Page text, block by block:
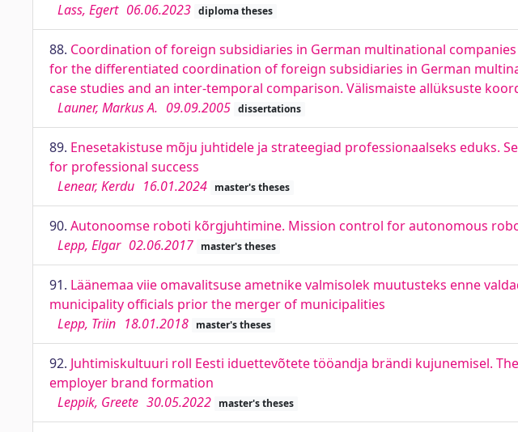
Lass, Egert 06.06.2023 diploma theses
88. Coordination of foreign subsidiaries in German multinational
for the differentiated coordination of foreign subsidiaries in German
case studies and an inter-temporal comparison. Välismaiste allüksuste
Launer, Markus A. 09.09.2005 dissertations
89. Enesetakistuse mõju juhtidele ja strateegiad professionaalseks eduks.
for professional success
Lenear, Kerdu 16.01.2024 master's theses
90. Autonoomse roboti kõrgjuhtimine. Mission control for autonomous
Lepp, Elgar 02.06.2017 master's theses
91. Läänemaa viie omavalitsuse ametnike valmisolek muutusteks enne
municipality officials prior the merger of municipalities
Lepp, Triin 18.01.2018 master's theses
92. Juhtimiskultuuri roll Eesti iduettevõtete tööandja brändi kujunemisel.
employer brand formation
Leppik, Greete 30.05.2022 master's theses